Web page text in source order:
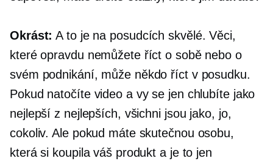
Okrást: A to je na posudcích skvělé. Věci,
které opravdu nemůžete říct o sobě nebo o
svém podnikání, může někdo říct v posudku.
Pokud natočíte video a vy se jen chlubíte jako
nejlepší z nejlepších, všichni jsou jako, jo,
cokoliv. Ale pokud máte skutečnou osobu,
která si koupila váš produkt a je to jen